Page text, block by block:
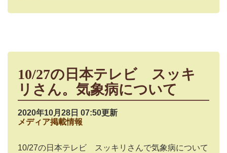
10/27の日本テレビ スッキ
リさん。気象病について
2020年10月28日 07:50更新
メディア掲載情報
10/27の日本テレビ スッキリさんで気象病について